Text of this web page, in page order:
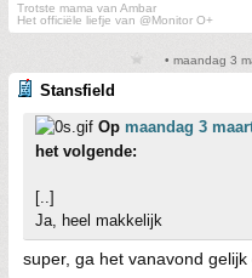
Trotste mama van Ambar
Het officiële liefje van @Monitor O+
• maandag 3
Stansfield
Op maandag 3
het volgende:
[..]
Ja, heel makkelijk
super, ga het vanavond gelijk